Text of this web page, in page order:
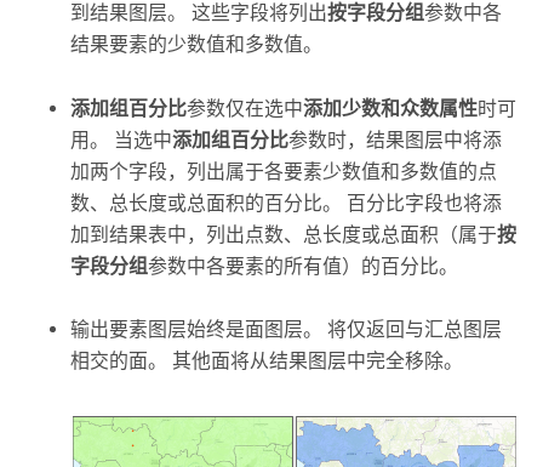
到结果图层。 这些字段将列出按字段分组参数中各
结果要素的少数值和多数值。
添加组百分比参数仅在选中添加少数和众数属性时可
用。 当选中添加组百分比参数时，结果图层中将添
加两个字段，列出属于各要素少数值和多数值的点
数、总长度或总面积的百分比。 百分比字段也将添
加到结果表中，列出点数、总长度或总面积（属于按
字段分组参数中各要素的所有值）的百分比。
输出要素图层始终是面图层。 将仅返回与汇总图层
相交的面。 其他面将从结果图层中完全移除。